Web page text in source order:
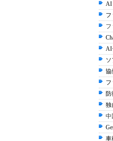
AI
フ
フ
AI
ソ
協
フ
防
独
中
車